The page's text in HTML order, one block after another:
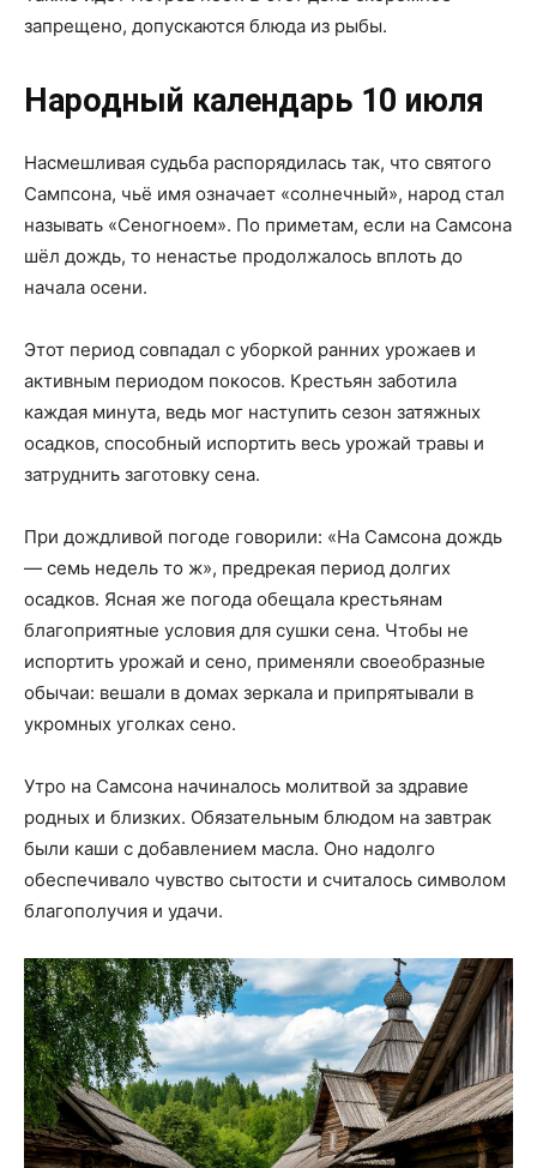
запрещено, допускаются блюда из рыбы.
Народный календарь 10 июля
Насмешливая судьба распорядилась так, что святого
Сампсона, чьё имя означает «солнечный», народ стал
называть «Сеногноем». По приметам, если на Самсона
шёл дождь, то ненастье продолжалось вплоть до
начала осени.
Этот период совпадал с уборкой ранних урожаев и
активным периодом покосов. Крестьян заботила
каждая минута, ведь мог наступить сезон затяжных
осадков, способный испортить весь урожай травы и
затруднить заготовку сена.
При дождливой погоде говорили: «На Самсона дождь
— семь недель то ж», предрекая период долгих
осадков. Ясная же погода обещала крестьянам
благоприятные условия для сушки сена. Чтобы не
испортить урожай и сено, применяли своеобразные
обычаи: вешали в домах зеркала и припрятывали в
укромных уголках сено.
Утро на Самсона начиналось молитвой за здравие
родных и близких. Обязательным блюдом на завтрак
были каши с добавлением масла. Оно надолго
обеспечивало чувство сытости и считалось символом
благополучия и удачи.